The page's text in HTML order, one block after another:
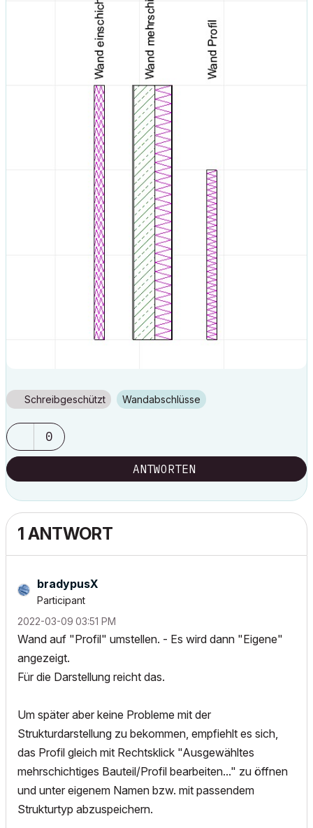
Schreibgeschützt Wandabschlüsse
0
ANTWORTEN
1 ANTWORT
bradypusX
Participant
‎2022-03-09 03:51 PM
Wand auf "Profil" umstellen. - Es wird dann "Eigene"
angezeigt.
Für die Darstellung reicht das.
Um später aber keine Probleme mit der
Strukturdarstellung zu bekommen, empfiehlt es sich,
das Profil gleich mit Rechtsklick "Ausgewähltes
mehrschichtiges Bauteil/Profil bearbeiten..." zu öffnen
und unter eigenem Namen bzw. mit passendem
Strukturtyp abzuspeichern.